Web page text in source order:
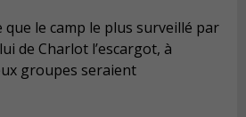
le camp le plus surveillé par
de Charlot l’escargot, à
groupes seraient